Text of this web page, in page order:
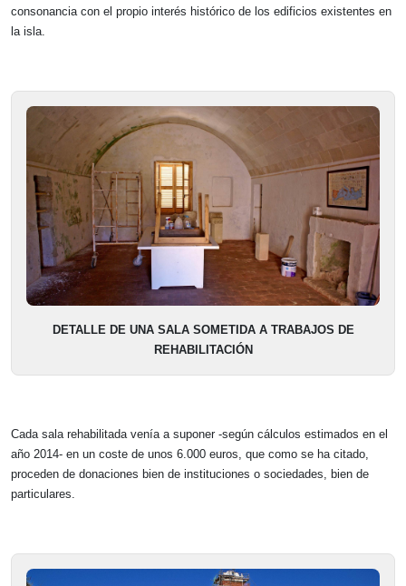
consonancia con el propio interés histórico de los edificios existentes en
la isla.
DETALLE DE UNA SALA SOMETIDA A TRABAJOS DE
REHABILITACIÓN
Cada sala rehabilitada venía a suponer -según cálculos estimados en el
año 2014- en un coste de unos 6.000 euros, que como se ha citado,
proceden de donaciones bien de instituciones o sociedades, bien de
particulares.